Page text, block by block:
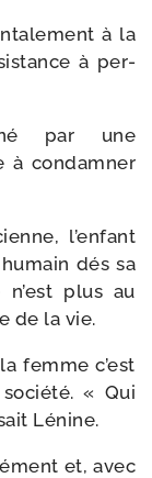
à la
à per­
par une
à condam­ner
l’enfant
dés sa
plus au
de la vie.
femme c’est
« Qui
Lénine.
et, avec